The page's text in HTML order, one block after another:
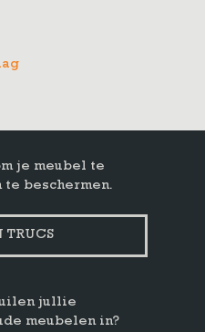
je meubel te
te beschermen.
TRUCS
jullie
meubelen in?